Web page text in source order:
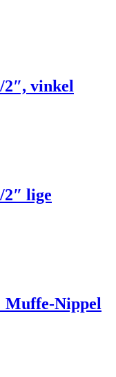
vinkel
lige
Muffe-Nippel